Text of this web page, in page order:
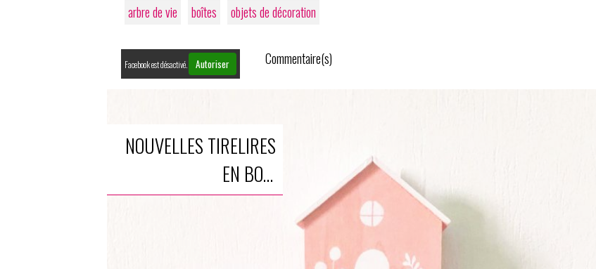
arbre de vie
boîtes objets de décoration
Facebook est désactivé. Autoriser Commentaire(s)
NOUVELLES TIRELIRES
EN BOIS
PERSONNISABLES